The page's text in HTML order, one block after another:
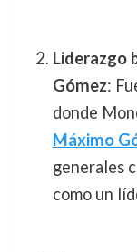
Liderazgo
Gómez:
donde
Máximo
generales
como un